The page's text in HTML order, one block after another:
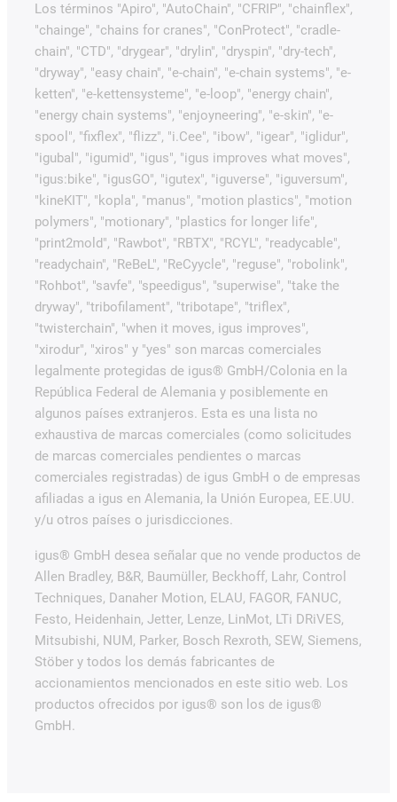
Los términos "Apiro", "AutoChain", "CFRIP", "chainflex",
"chainge", "chains for cranes", "ConProtect", "cradle-
chain", "CTD", "drygear", "drylin", "dryspin", "dry-tech",
"dryway", "easy chain", "e-chain", "e-chain systems", "e-
ketten", "e-kettensysteme", "e-loop", "energy chain",
"energy chain systems", "enjoyneering", "e-skin", "e-
spool", "fixflex", "flizz", "i.Cee", "ibow", "igear", "iglidur",
"igubal", "igumid", "igus", "igus improves what moves",
"igus:bike", "igusGO", "igutex", "iguverse", "iguversum",
"kineKIT", "kopla", "manus", "motion plastics", "motion
polymers", "motionary", "plastics for longer life",
"print2mold", "Rawbot", "RBTX", "RCYL", "readycable",
"readychain", "ReBeL", "ReCyycle", "reguse", "robolink",
"Rohbot", "savfe", "speedigus", "superwise", "take the
dryway", "tribofilament", "tribotape", "triflex",
"twisterchain", "when it moves, igus improves",
"xirodur", "xiros" y "yes" son marcas comerciales
legalmente protegidas de igus® GmbH/Colonia en la
República Federal de Alemania y posiblemente en
algunos países extranjeros. Esta es una lista no
exhaustiva de marcas comerciales (como solicitudes
de marcas comerciales pendientes o marcas
comerciales registradas) de igus GmbH o de empresas
afiliadas a igus en Alemania, la Unión Europea, EE.UU.
y/u otros países o jurisdicciones.
igus® GmbH desea señalar que no vende productos de
Allen Bradley, B&R, Baumüller, Beckhoff, Lahr, Control
Techniques, Danaher Motion, ELAU, FAGOR, FANUC,
Festo, Heidenhain, Jetter, Lenze, LinMot, LTi DRiVES,
Mitsubishi, NUM, Parker, Bosch Rexroth, SEW, Siemens,
Stöber y todos los demás fabricantes de
accionamientos mencionados en este sitio web. Los
productos ofrecidos por igus® son los de igus®
GmbH.